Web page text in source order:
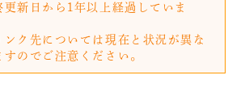
更新日から1年以上経過していま
ンク先については現在と状況が異な
のでご注意ください。